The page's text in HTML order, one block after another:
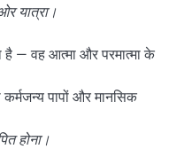
यात्रा।
है — वह आत्मा और परमात्मा के
पापों और मानसिक
होना।